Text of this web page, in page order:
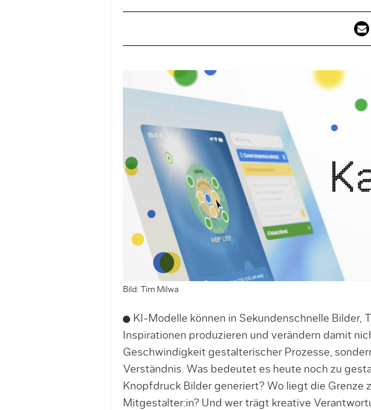
Bild: Tim Milwa
KI-Modelle können in Sekundenschnelle Bilder,
Inspirationen produzieren und verändern damit
Geschwindigkeit gestalterischer Prozesse,
Verständnis. Was bedeutet es heute noch zu
Knopfdruck Bilder generiert? Wo liegt die Grenze
Mitgestalter:in? Und wer trägt kreative